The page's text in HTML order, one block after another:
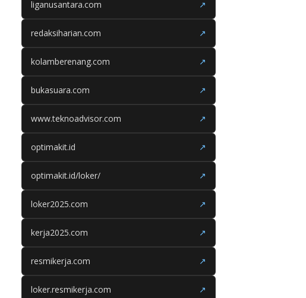
liganusantara.com ↗
redaksiharian.com ↗
kolamberenang.com ↗
bukasuara.com ↗
www.teknoadvisor.com ↗
optimakit.id ↗
optimakit.id/loker/ ↗
loker2025.com ↗
kerja2025.com ↗
resmikerja.com ↗
loker.resmikerja.com ↗